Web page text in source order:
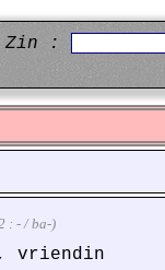
Zin :
: - / ba-)
vriendin